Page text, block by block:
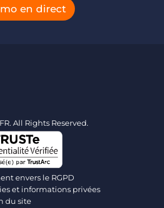
en direct
All Rights Reserved.
envers le RGPD
et informations privées
du site